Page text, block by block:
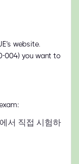
website.
004) you want to
서 직접 시험하